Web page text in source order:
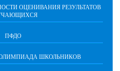
ОЦЕНИВАНИЯ РЕЗУЛЬТАТОВ
ПФДО
ШКОЛЬНИКОВ